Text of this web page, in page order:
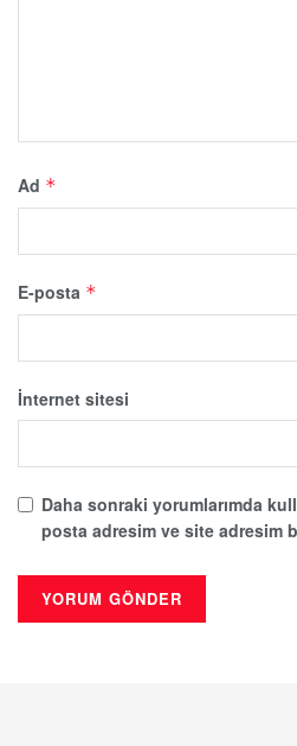
Ad *
E-posta *
İnternet sitesi
Daha sonraki yorumlarımda
posta adresim ve site adresim